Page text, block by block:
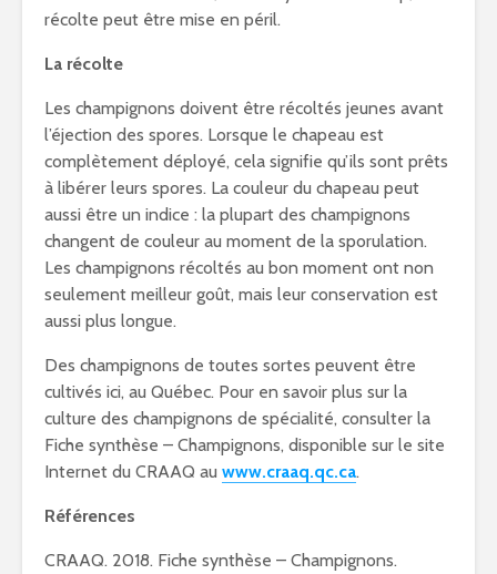
récolte peut être mise en péril.
La récolte
Les champignons doivent être récoltés jeunes avant
l’éjection des spores. Lorsque le chapeau est
complètement déployé, cela signifie qu’ils sont prêts
à libérer leurs spores. La couleur du chapeau peut
aussi être un indice : la plupart des champignons
changent de couleur au moment de la sporulation.
Les champignons récoltés au bon moment ont non
seulement meilleur goût, mais leur conservation est
aussi plus longue.
Des champignons de toutes sortes peuvent être
cultivés ici, au Québec. Pour en savoir plus sur la
culture des champignons de spécialité, consulter la
Fiche synthèse – Champignons, disponible sur le site
Internet du CRAAQ au www.craaq.qc.ca.
Références
CRAAQ. 2018. Fiche synthèse – Champignons.